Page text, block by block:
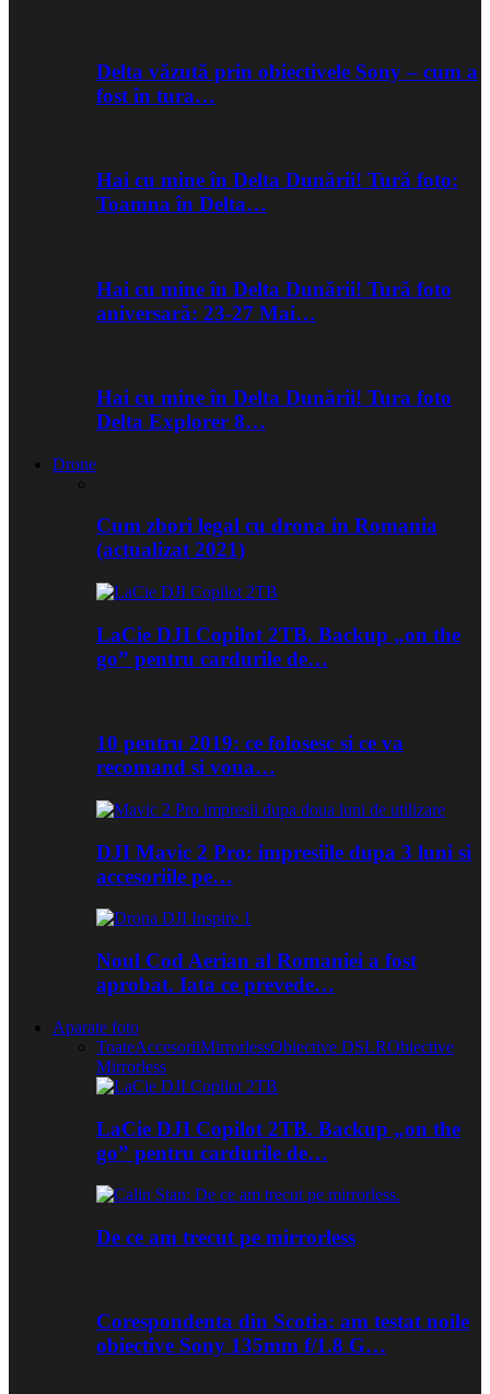
Delta văzută prin obiectivele Sony – cum a
fost în tura…
Hai cu mine în Delta Dunării! Tură foto:
Toamna în Delta…
Hai cu mine în Delta Dunării! Tură foto
aniversară: 23-27 Mai…
Hai cu mine în Delta Dunării! Tura foto
Delta Explorer 8…
Drone
Cum zbori legal cu drona in Romania
(actualizat 2021)
LaCie DJI Copilot 2TB. Backup „on the
go” pentru cardurile de…
10 pentru 2019: ce folosesc si ce va
recomand si voua…
DJI Mavic 2 Pro: impresiile dupa 3 luni si
accesoriile pe…
Noul Cod Aerian al Romaniei a fost
aprobat. Iata ce prevede…
Aparate foto
ToateAccesoriiMirrorlessObiective DSLRObiective
Mirrorless
LaCie DJI Copilot 2TB. Backup „on the
go” pentru cardurile de…
De ce am trecut pe mirrorless
Corespondenta din Scotia: am testat noile
obiective Sony 135mm f/1.8 G…